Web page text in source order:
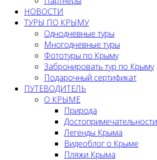
НОВОСТИ
ТУРЫ ПО КРЫМУ
Однодневные туры
Многодневные туры
Фототуры по Крыму
Забронировать тур по Крыму
Подарочный сертификат
ПУТЕВОДИТЕЛЬ
О КРЫМЕ
Природа
Достопримечательности
Легенды Крыма
Видеоблог о Крыме
Пляжи Крыма